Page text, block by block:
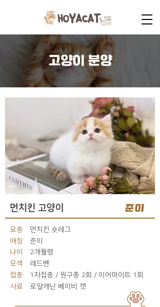
고양이 분양
먼치킨 고양이 준이
묘종
먼치킨 숏레그
애칭
준이
나이
2개월령
모색
레드밴
접종
1차접종 / 원구충 2회 / 이어마이트 1회
사료
로얄캐닌 베이비 캣